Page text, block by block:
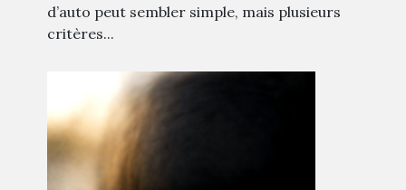
d’auto peut sembler simple, mais plusieurs
critères...